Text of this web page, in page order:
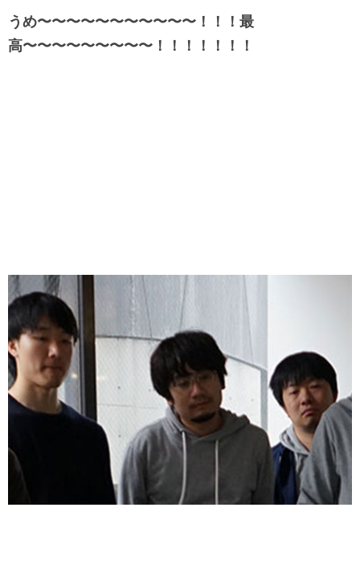
うめ〜〜〜〜〜〜〜〜〜〜〜！！！最
高〜〜〜〜〜〜〜〜〜！！！！！！！